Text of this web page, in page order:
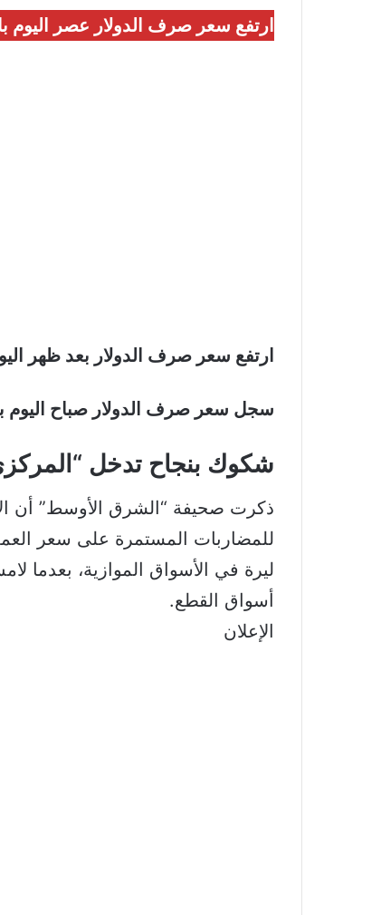
ارتفع سعر صرف الدولار عصر اليوم بالسوق السوداء
ارتفع سعر صرف الدولار بعد ظهر اليوم بالسوق
سجل سعر صرف الدولار صباح اليوم بالسوق السوداء
شكوك بنجاح تدخل
ذكرت صحيفة “الشرق الأوسط” أن
أسواق القطع.
الإعلان